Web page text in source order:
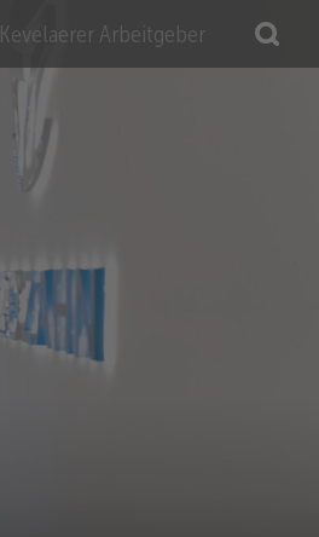
Kevelaerer Arbeitgeber